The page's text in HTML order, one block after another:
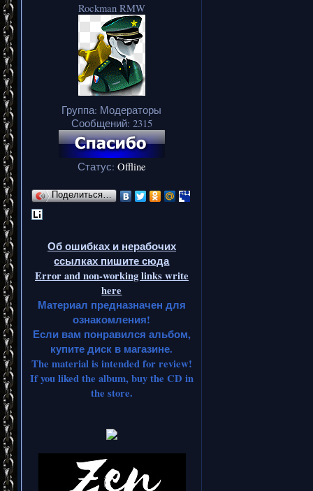
Rockman RMW
Группа: Модераторы
Сообщений: 2315
Статус: Offline
Поделиться…
Об ошибках и нерабочих
ссылках пишите сюда
Error and non-working links write
here
Материал предназначен для
ознакомления!
Если вам понравился альбом,
купите диск в магазине.
The material is intended for review!
If you liked the album, buy the CD in
the store.